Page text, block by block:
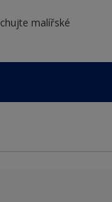
malířské